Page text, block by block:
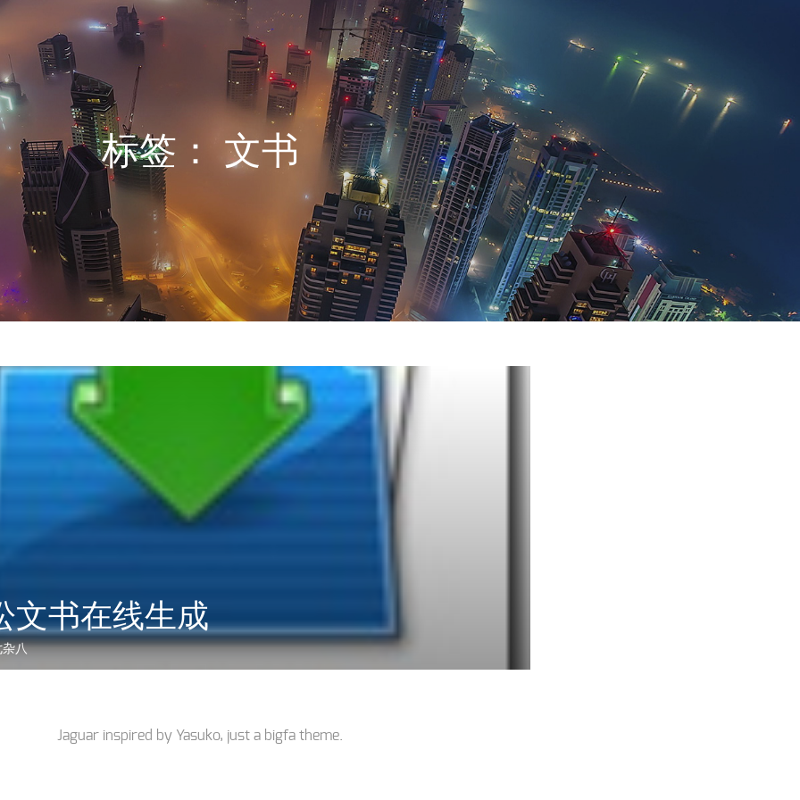
标签： 文书
文书在线生成
杂八
Jaguar inspired by Yasuko, just a bigfa theme.